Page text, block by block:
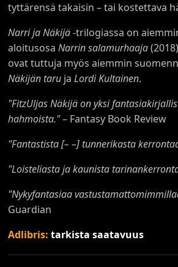
tyttärensä takaisin – tai kostettava
Narri ja Näkijä-trilogiassa on
aloitusosaNarrin salamurhaaja
ovat tuttuja myös aiemmin
Näkijän taru jaLordi Kultainen.
"FitzUljas Näkijä on yksi
hahmoista."– Fantasy Book Review
"Fantastista [––] tunnerikasta
"Loisteliasta ja kaunista
"Nykyfantasiaa
Guardian
Adlibris:tarkista saatavuus